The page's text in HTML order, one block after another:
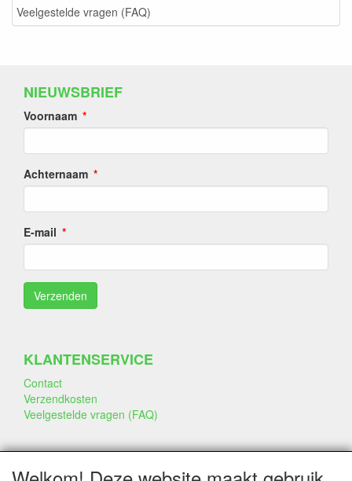
Veelgestelde vragen (FAQ)
NIEUWSBRIEF
Voornaam
Achternaam
E-mail
KLANTENSERVICE
Contact
Verzendkosten
Veelgestelde vragen (FAQ)
SOCIALE MEDIA